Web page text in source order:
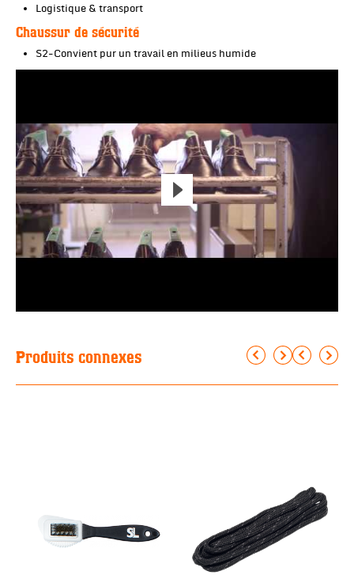
Logistique & transport
Chaussur de sécurité
S2-Convient pur un travail en milieus humide
Produits connexes